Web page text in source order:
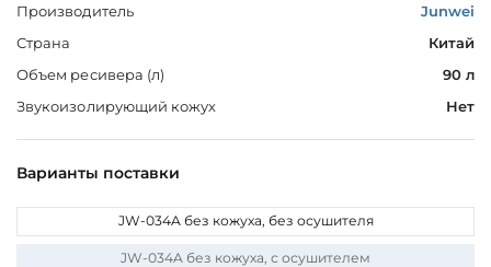
Производитель
Junwei
Страна
Китай
Объем ресивера (л)
90 л
Звукоизолирующий кожух
Нет
Варианты поставки
JW-034A без кожуха, без осушителя
JW-034A без кожуха, с осушителем